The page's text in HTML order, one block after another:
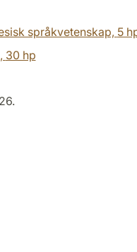
språkvetenskap, 5
30 hp